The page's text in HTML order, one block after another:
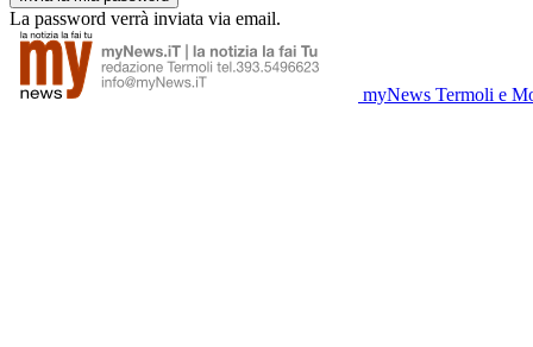
La password verrà inviata via email.
myNews Termoli e